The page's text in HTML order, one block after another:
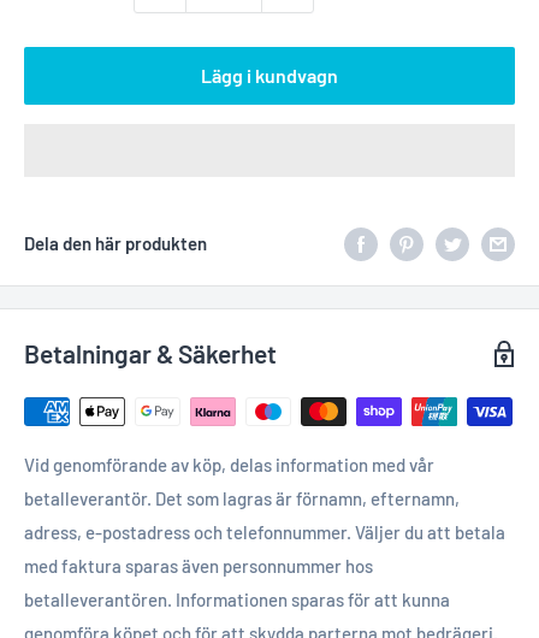
Lägg i kundvagn
Dela den här produkten
Betalningar & Säkerhet
Vid genomförande av köp, delas information med vår
betalleverantör. Det som lagras är förnamn, efternamn,
adress, e-postadress och telefonnummer. Väljer du att betala
med faktura sparas även personnummer hos
betalleverantören. Informationen sparas för att kunna
genomföra köpet och för att skydda parterna mot bedrägeri.